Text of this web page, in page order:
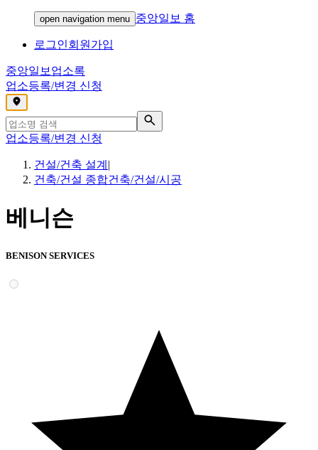
open navigation menu 중앙일보 홈
로그인회원가입
중앙일보 업소록
업소등록/변경 신청
,
업소등록/변경 신청
건설/건축 설계 |
건축/건설 종합건축/건설/시공
베니슨
BENISON SERVICES